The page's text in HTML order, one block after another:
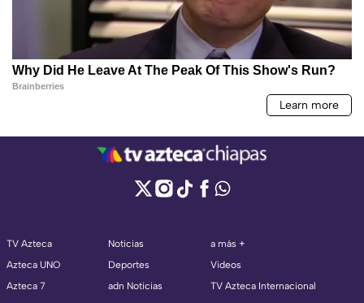
TV Azteca
Azteca UNO
Azteca 7
Noticias
Deportes
adn Noticias
a más +
Videos
TV Azteca Internacional